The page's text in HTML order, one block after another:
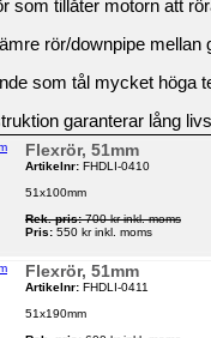
som tillåter motorn att
rör/downpipe mellan
som tål mycket höga
garanterar lång
Flexrör, 51mm
Artikelnr: FHDLI-0410
51x100mm
Rek. pris:700 kr inkl. moms
Pris: 550 kr inkl. moms
Flexrör, 51mm
Artikelnr: FHDLI-0411
51x190mm